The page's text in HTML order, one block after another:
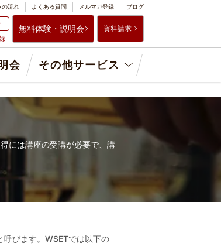
無料体験・説明会 資料請求
の流れ よくある質問 メルマガ登録 ブログ
会 その他サービス
には講座の受講が必要で、講
びます。WSETでは以下の